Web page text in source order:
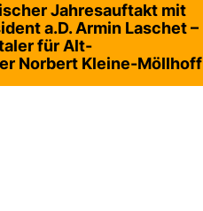
Jahresauftakt mit
a.D. Armin Laschet –
für Alt-
Norbert Kleine-Möllhoff